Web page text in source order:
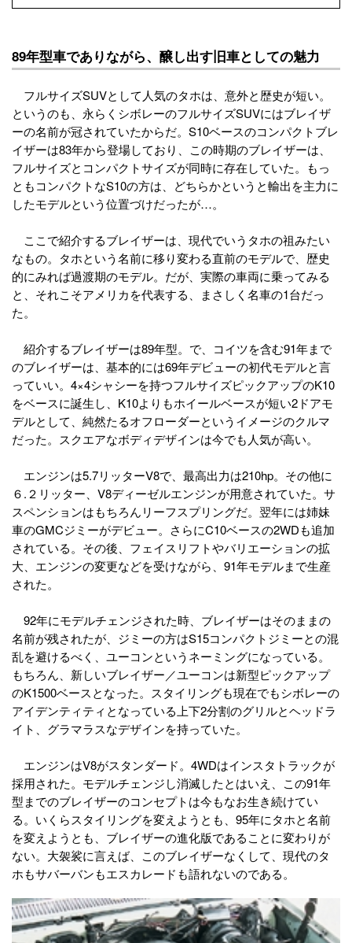
89年型車でありながら、醸し出す旧車としての魅力
フルサイズSUVとして人気のタホは、意外と歴史が短い。
というのも、永らくシボレーのフルサイズSUVにはブレイザ
ーの名前が冠されていたからだ。S10ベースのコンパクトブレ
イザーは83年から登場しており、この時期のブレイザーは、
フルサイズとコンパクトサイズが同時に存在していた。もっ
ともコンパクトなS10の方は、どちらかというと輸出を主力に
したモデルという位置づけだったが…。
ここで紹介するブレイザーは、現代でいうタホの祖みたい
なもの。タホという名前に移り変わる直前のモデルで、歴史
的にみれば過渡期のモデル。だが、実際の車両に乗ってみる
と、それこそアメリカを代表する、まさしく名車の1台だっ
た。
紹介するブレイザーは89年型。で、コイツを含む91年まで
のブレイザーは、基本的には69年デビューの初代モデルと言
っていい。4×4シャシーを持つフルサイズピックアップのK10
をベースに誕生し、K10よりもホイールベースが短い2ドアモ
デルとして、純然たるオフローダーというイメージのクルマ
だった。スクエアなボディデザインは今でも人気が高い。
エンジンは5.7リッターV8で、最高出力は210hp。その他に
６.２リッター、V8ディーゼルエンジンが用意されていた。サ
スペンションはもちろんリーフスプリングだ。翌年には姉妹
車のGMCジミーがデビュー。さらにC10ベースの2WDも追加
されている。その後、フェイスリフトやバリエーションの拡
大、エンジンの変更などを受けながら、91年モデルまで生産
された。
92年にモデルチェンジされた時、ブレイザーはそのままの
名前が残されたが、ジミーの方はS15コンパクトジミーとの混
乱を避けるべく、ユーコンというネーミングになっている。
もちろん、新しいブレイザー／ユーコンは新型ピックアップ
のK1500ベースとなった。スタイリングも現在でもシボレーの
アイデンティティとなっている上下2分割のグリルとヘッドラ
イト、グラマラスなデザインを持っていた。
エンジンはV8がスタンダード。4WDはインスタトラックが
採用された。モデルチェンジし消滅したとはいえ、この91年
型までのブレイザーのコンセプトは今もなお生き続けてい
る。いくらスタイリングを変えようとも、95年にタホと名前
を変えようとも、ブレイザーの進化版であることに変わりが
ない。大袈裟に言えば、このブレイザーなくして、現代のタ
ホもサバーバンもエスカレードも語れないのである。